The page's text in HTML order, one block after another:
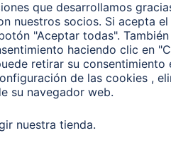
Led Inteligente